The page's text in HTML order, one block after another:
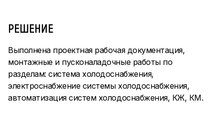
РЕШЕНИЕ
Выполнена проектная рабочая документация,
монтажные и пусконаладочные работы по
разделам: система холодоснабжения,
электроснабжение системы холодоснабжения,
автоматизация систем холодоснабжения, КЖ, КМ.